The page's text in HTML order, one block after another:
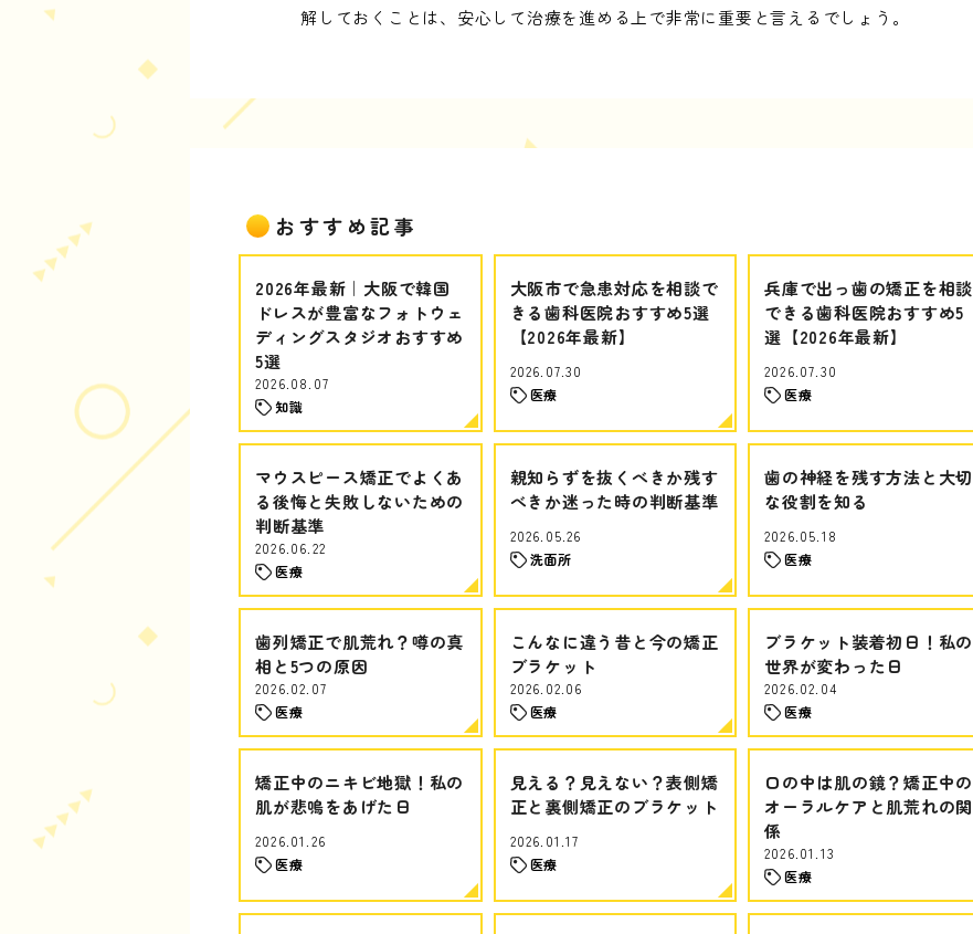
解しておくことは、安心して治療を進める上で非常に重要と言えるでしょう。
おすすめ記事
2026年最新｜大阪で韓国
ドレスが豊富なフォトウェ
ディングスタジオおすすめ
5選
2026.08.07
知識
大阪市で急患対応を相談で
きる歯科医院おすすめ5選
【2026年最新】
2026.07.30
医療
兵庫で出っ歯の矯正を相談
できる歯科医院おすすめ5
選【2026年最新】
2026.07.30
医療
マウスピース矯正でよくあ
る後悔と失敗しないための
判断基準
2026.06.22
医療
親知らずを抜くべきか残す
べきか迷った時の判断基準
2026.05.26
洗面所
歯の神経を残す方法と大切
な役割を知る
2026.05.18
医療
歯列矯正で肌荒れ？噂の真
相と5つの原因
2026.02.07
医療
こんなに違う昔と今の矯正
ブラケット
2026.02.06
医療
ブラケット装着初日！私の
世界が変わった日
2026.02.04
医療
矯正中のニキビ地獄！私の
肌が悲鳴をあげた日
2026.01.26
医療
見える？見えない？表側矯
正と裏側矯正のブラケット
2026.01.17
医療
口の中は肌の鏡？矯正中の
オーラルケアと肌荒れの関
係
2026.01.13
医療